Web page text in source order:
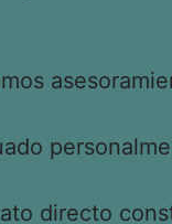
directo